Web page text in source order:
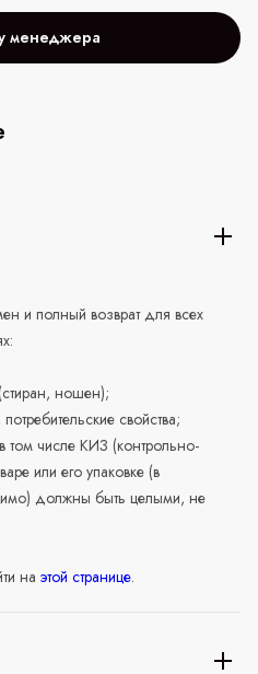
менеджера
и полный возврат для всех
ношен);
свойства;
числе КИЗ (контрольно-
или его упаковке (в
должны быть целыми, не
на этой странице.